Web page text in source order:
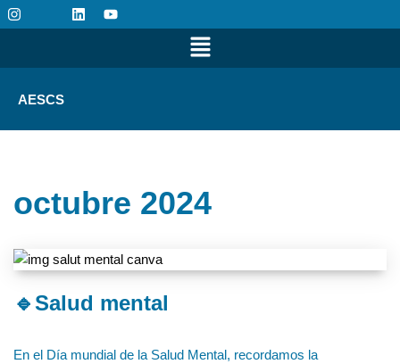
al
AESCS
octubre 2024
🔹Salud mental
En el Día mundial de la Salud Mental, recordamos la